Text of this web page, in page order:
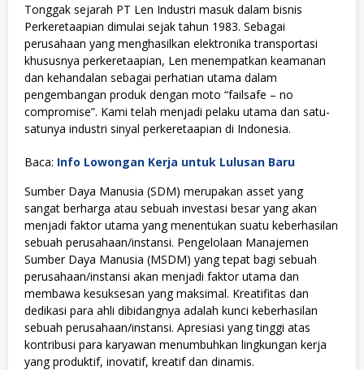
Tonggak sejarah PT Len Industri masuk dalam bisnis
Perkeretaapian dimulai sejak tahun 1983. Sebagai
perusahaan yang menghasilkan elektronika transportasi
khususnya perkeretaapian, Len menempatkan keamanan
dan kehandalan sebagai perhatian utama dalam
pengembangan produk dengan moto “failsafe – no
compromise”. Kami telah menjadi pelaku utama dan satu-
satunya industri sinyal perkeretaapian di Indonesia.
Baca: Info Lowongan Kerja untuk Lulusan Baru
Sumber Daya Manusia (SDM) merupakan asset yang
sangat berharga atau sebuah investasi besar yang akan
menjadi faktor utama yang menentukan suatu keberhasilan
sebuah perusahaan/instansi. Pengelolaan Manajemen
Sumber Daya Manusia (MSDM) yang tepat bagi sebuah
perusahaan/instansi akan menjadi faktor utama dan
membawa kesuksesan yang maksimal. Kreatifitas dan
dedikasi para ahli dibidangnya adalah kunci keberhasilan
sebuah perusahaan/instansi. Apresiasi yang tinggi atas
kontribusi para karyawan menumbuhkan lingkungan kerja
yang produktif, inovatif, kreatif dan dinamis.